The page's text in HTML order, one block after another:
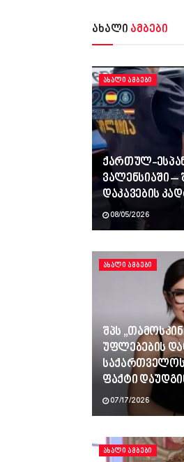
ახალი ამბები
ᲐᲮᲐᲚᲘ ᲐᲛᲑᲔᲑᲘ
ქართულ-
ვალენსიაში –
დაკავების
08/05/2026
ᲐᲮᲐᲚᲘ ᲐᲛᲑᲔᲑᲘ
შპს
უფლებების
საქართველოს
ფაქტი
07/17/2026
ᲐᲮᲐᲚᲘ ᲐᲛᲑᲔᲑᲘ